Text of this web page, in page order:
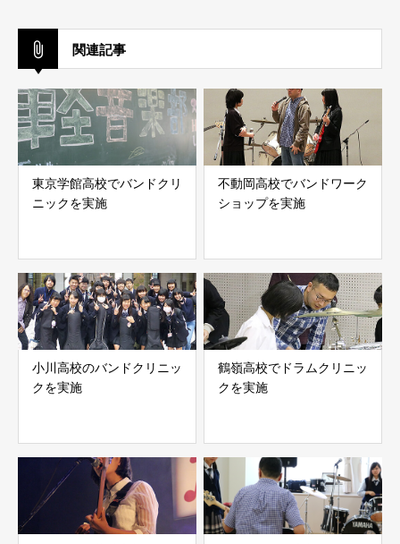
関連記事
東京学館高校でバンドクリ
ニックを実施
不動岡高校でバンドワーク
ショップを実施
小川高校のバンドクリニッ
クを実施
鶴嶺高校でドラムクリニッ
クを実施